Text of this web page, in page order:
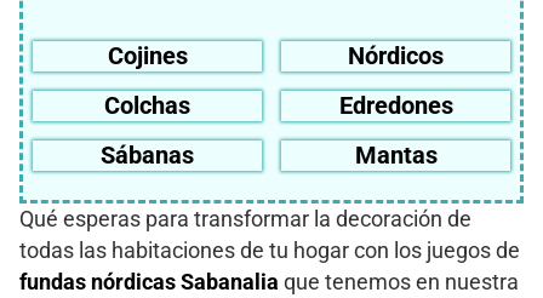
Cojines
Nórdicos
Colchas
Edredones
Sábanas
Mantas
Qué esperas para transformar la decoración de
todas las habitaciones de tu hogar con los juegos de
fundas nórdicas Sabanalia que tenemos en nuestra